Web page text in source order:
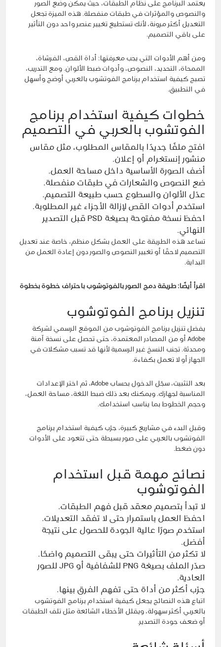
يعتمد البرنامج على نظام الطبقات، حيث يمكن وضع الصور
والنصوص والمؤثرات في طبقات منفصلة. هذه الميزة تجعل
التعديل أكثر مرونة، لأنك تستطيع تغيير عنصر واحد دون التأثير
على باقي التصميم.
ومن أهم الأدوات التي يجب معرفتها: أداة القص، الفرشاة،
الممحاة، التحديد، النصوص، وأدوات ضبط الألوان. ومع التدريب،
تصبح كيفية استخدام برنامج الفوتشوب بالعربي أوضح وأسهل
في التطبيق.
خطوات كيفية استخدام برنامج
الفوتشوب بالعربي في التصميم
افتح ملفًا جديدًا بالمقاس المطلوب، مثل مقاس
منشور إنستغرام أو إعلان.
أضف الصورة الأساسية داخل مساحة العمل.
ضع النصوص والشعارات في طبقات منفصلة.
عدّل الألوان والسطوع حسب طبيعة التصميم.
استخدم أدوات القص لإزالة الأجزاء غير المطلوبة.
احفظ نسخة مفتوحة بصيغة PSD قبل التصدير
النهائي.
تساعد هذه الطريقة على العمل بشكل منظم، خاصة عند تعديل
التصميم لاحقًا أو تغيير النصوص والصور دون إعادة العمل من
البداية.
اقرأ أيضًا: طريقة دمج الصور بالفوتوشوب باحتراف خطوة بخطوة
تنزيل برنامج الفوتوشوب
يفضل تنزيل برنامج الفوتوشوب من الموقع الرسمي لشركة
Adobe أو من المصادر المعتمدة، حتى تحصل على نسخة آمنة
ومحدثة. تجنب النسخ غير الرسمية لأنها قد تسبب مشكلات في
الجهاز أو لا تعمل بكفاءة.
بعد التثبيت، سجّل الدخول بحساب Adobe، ثم اختر الإعدادات
المناسبة لجهازك. ويمكنك بعد ذلك ضبط اللغة، مساحة العمل،
وحجم الخطوط بما يناسب استخدامك.
وقبل البدء في مشاريع كبيرة، جرّب كيفية استخدام برنامج
الفوتشوب بالعربي على صور بسيطة حتى تتعود على الأدوات
دون ضغط.
نصائح مهمة قبل استخدام
الفوتوشوب
لا تبدأ بتصميم معقد قبل فهم الطبقات.
احفظ العمل باستمرار حتى لا تفقد التعديلات.
استخدم صورًا عالية الجودة للحصول على نتيجة
أفضل.
لا تكثر من التأثيرات حتى يبقى التصميم واضحًا.
صدّر الملف بصيغة PNG للشفافية أو JPG للصور
العادية.
جرّب أكثر من أداة حتى تفهم الفرق بينها.
اتباع هذه النصائح يجعل كيفية استخدام برنامج الفوتشوب
بالعربي أكثر سهولة، ويقلل الأخطاء الشائعة مثل تلف الطبقات
أو ضعف جودة التصدير.